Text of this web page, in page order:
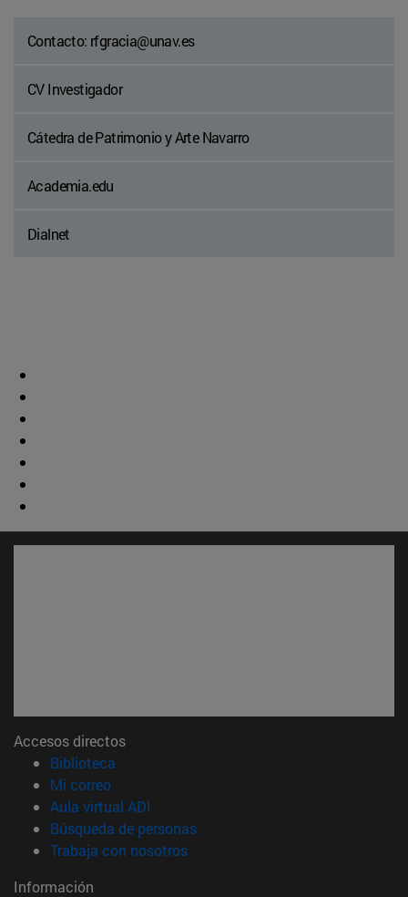
Contacto: rfgracia@unav.es
CV Investigador
Cátedra de Patrimonio y Arte Navarro
Academia.edu
Dialnet
Accesos directos
Biblioteca
Mi correo(abre en nueva ventana)
Aula virtual ADI
Búsqueda de personas(abre en nueva ventana)
Trabaja con nosotros(abre en nueva ventana)
Información